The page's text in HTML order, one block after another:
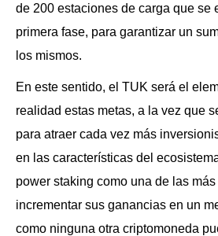
de 200 estaciones de carga que se
primera fase, para garantizar un
los mismos.
En este sentido, el TUK será el
realidad estas metas, a la vez que
para atraer cada vez más
en las características del
power staking como una de las
incrementar sus ganancias en un
como ninguna otra criptomoneda